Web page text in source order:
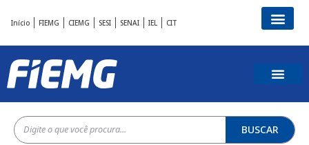
Início FIEMG CIEMG SESI SENAI IEL CIT
BUSCAR